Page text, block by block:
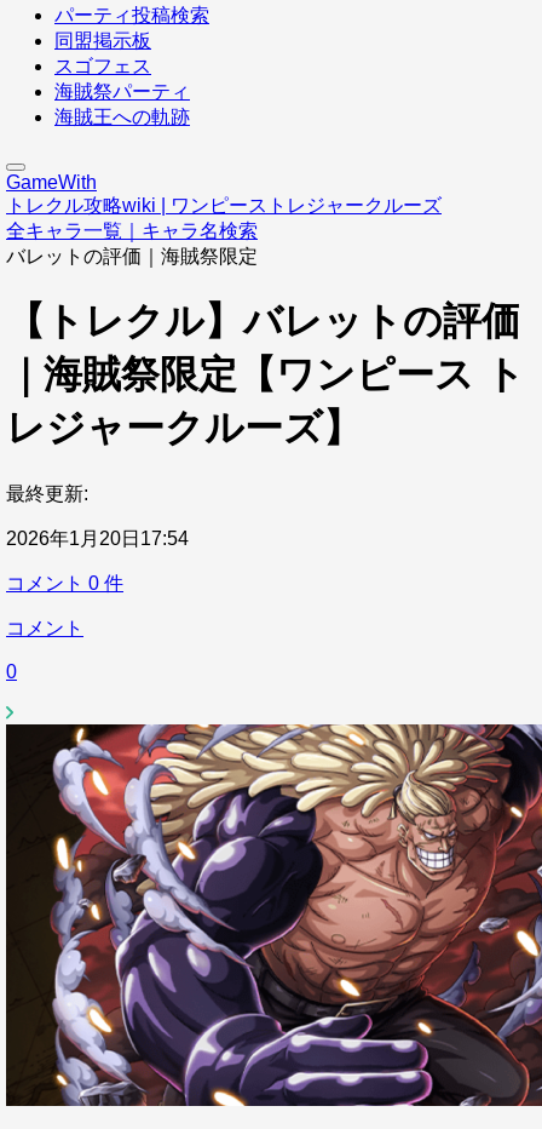
パーティ投稿検索
同盟掲示板
スゴフェス
海賊祭パーティ
海賊王への軌跡
GameWith
トレクル攻略wiki | ワンピーストレジャークルーズ
全キャラ一覧｜キャラ名検索
バレットの評価｜海賊祭限定
【トレクル】バレットの評価
｜海賊祭限定【ワンピース ト
レジャークルーズ】
最終更新:
2026年1月20日17:54
コメント 0 件
コメント
0